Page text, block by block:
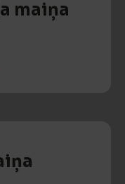
maiņa